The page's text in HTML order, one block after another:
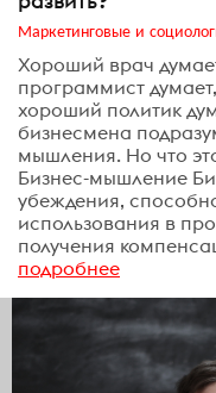
Маркетинговые и
Хороший врач
программист
хороший политик
бизнесмена
мышления. Но что
Бизнес-мышление
убеждения,
использования в
получения
подробнее